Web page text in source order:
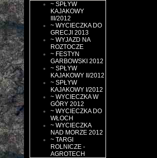
~ SPŁYW
KAJAKOWY
III/2012
~ WYCIECZKA DO
GRECJI 2013
~ WYJAZD NA
ROZTOCZE
~ FESTYN
GARBOWSKI 2012
~ SPŁYW
KAJAKOWY II/2012
~ SPŁYW
KAJAKOWY I/2012
~ WYCIECZKA W
GÓRY 2012
~ WYCIECZKA DO
WŁOCH
~ WYCIECZKA
NAD MORZE 2012
~ TARGI
ROLNICZE -
AGROTECH